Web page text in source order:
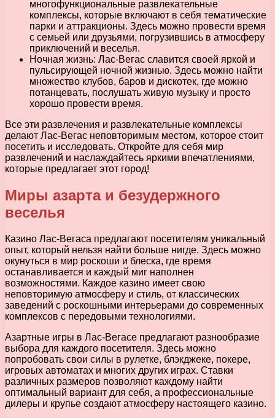
многофункциональные развлекательные
комплексы, которые включают в себя тематические
парки и аттракционы. Здесь можно провести время
с семьей или друзьями, погрузившись в атмосферу
приключений и веселья.
Ночная жизнь: Лас-Вегас славится своей яркой и
пульсирующей ночной жизнью. Здесь можно найти
множество клубов, баров и дискотек, где можно
потанцевать, послушать живую музыку и просто
хорошо провести время.
Все эти развлечения и развлекательные комплексы
делают Лас-Вегас неповторимым местом, которое стоит
посетить и исследовать. Откройте для себя мир
развлечений и наслаждайтесь яркими впечатлениями,
которые предлагает этот город!
Миры азарта и безудержного
веселья
Казино Лас-Вегаса предлагают посетителям уникальный
опыт, который нельзя найти больше нигде. Здесь можно
окунуться в мир роскоши и блеска, где время
останавливается и каждый миг наполнен
возможностями. Каждое казино имеет свою
неповторимую атмосферу и стиль, от классических
заведений с роскошными интерьерами до современных
комплексов с передовыми технологиями.
Азартные игры в Лас-Вегасе предлагают разнообразие
выбора для каждого посетителя. Здесь можно
попробовать свои силы в рулетке, блэкджеке, покере,
игровых автоматах и многих других играх. Ставки
различных размеров позволяют каждому найти
оптимальный вариант для себя, а профессиональные
дилеры и крупье создают атмосферу настоящего казино.